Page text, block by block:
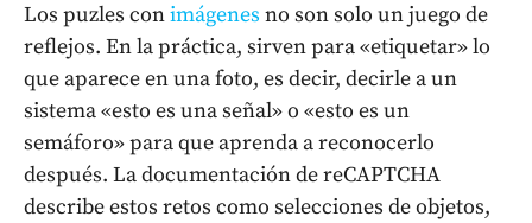
Los puzles conimágenes no son solo un juego de
reflejos. En la práctica, sirven para «etiquetar» lo
que aparece en una foto, es decir, decirle a un
sistema «esto es una señal» o «esto es un
semáforo» para que aprenda a reconocerlo
después. La documentación de reCAPTCHA
describe estos retos como selecciones de objetos,